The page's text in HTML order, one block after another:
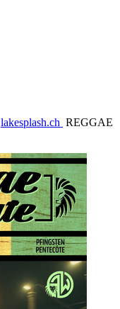
lakesplash.ch REGGAE